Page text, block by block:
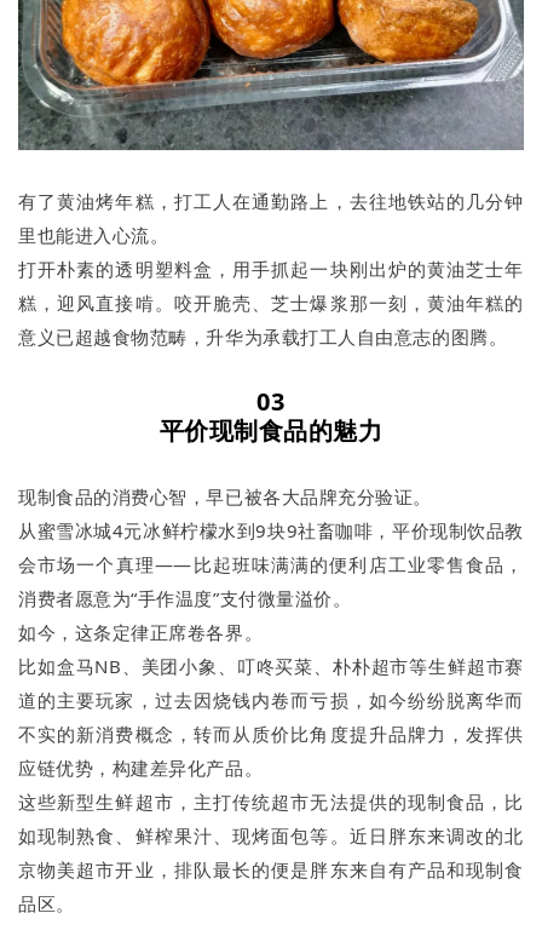
有了黄油烤年糕，打工人在通勤路上，去往地铁站的几分钟
里也能进入心流。
打开朴素的透明塑料盒，用手抓起一块刚出炉的黄油芝士年
糕，迎风直接啃。咬开脆壳、芝士爆浆那一刻，黄油年糕的
意义已超越食物范畴，升华为承载打工人自由意志的图腾。
03
平价现制食品的魅力
现制食品的消费心智，早已被各大品牌充分验证。
从蜜雪冰城4元冰鲜柠檬水到9块9社畜咖啡，平价现制饮品教
会市场一个真理——比起班味满满的便利店工业零售食品，
消费者愿意为“手作温度”支付微量溢价。
如今，这条定律正席卷各界。
比如盒马NB、美团小象、叮咚买菜、朴朴超市等生鲜超市赛
道的主要玩家，过去因烧钱内卷而亏损，如今纷纷脱离华而
不实的新消费概念，转而从质价比角度提升品牌力，发挥供
应链优势，构建差异化产品。
这些新型生鲜超市，主打传统超市无法提供的现制食品，比
如现制熟食、鲜榨果汁、现烤面包等。近日胖东来调改的北
京物美超市开业，排队最长的便是胖东来自有产品和现制食
品区。